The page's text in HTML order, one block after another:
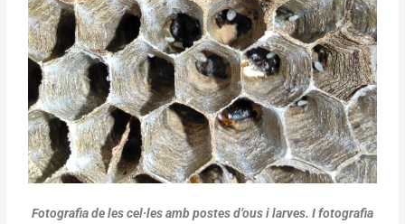
Fotografia de les cel·les amb postes d’ous i larves. I fotografia